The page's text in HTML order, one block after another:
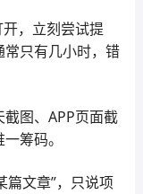
，立刻尝试提
只有几小时，错
图、APP页面截
筹码。
文章”，只说项